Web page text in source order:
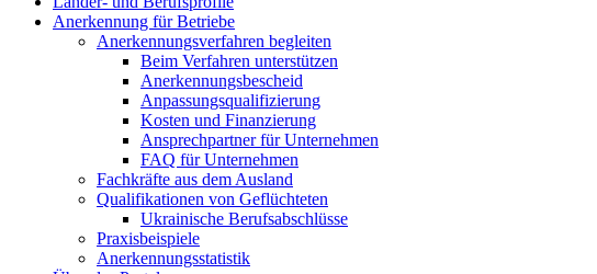
Anerkennung für Betriebe
Anerkennungsverfahren begleiten
Beim Verfahren unterstützen
Anerkennungsbescheid
Anpassungsqualifizierung
Kosten und Finanzierung
Ansprechpartner für Unternehmen
FAQ für Unternehmen
Fachkräfte aus dem Ausland
Qualifikationen von Geflüchteten
Ukrainische Berufsabschlüsse
Praxisbeispiele
Anerkennungsstatistik